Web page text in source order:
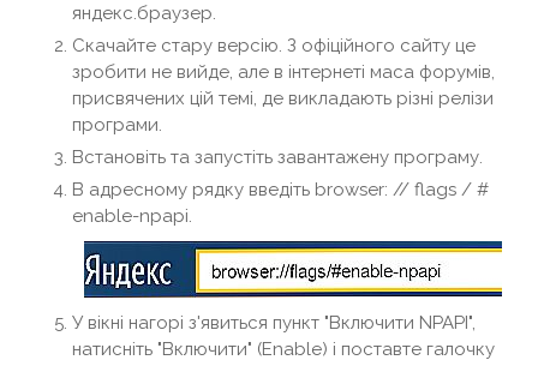
яндекс.браузер.
Скачайте стару версію. З офіційного сайту це
зробити не вийде, але в інтернеті маса форумів,
присвячених цій темі, де викладають різні релізи
програми.
Встановіть та запустіть завантажену програму.
В адресному рядку введіть browser: // flags / #
enable-npapi.
У вікні нагорі з'явиться пункт "Включити NPAPI",
натисніть "Включити" (Enable) і поставте галочку